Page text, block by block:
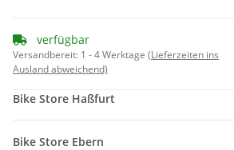
verfügbar
Versandbereit: 1 - 4 Werktage (Lieferzeiten ins
Ausland abweichend)
Bike Store Haßfurt
Bike Store Ebern